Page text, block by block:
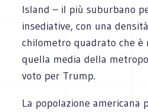
Island – il più suburbano
insediative, con una
chilometro quadrato che è
quella media della
voto per Trump.
La popolazione americana